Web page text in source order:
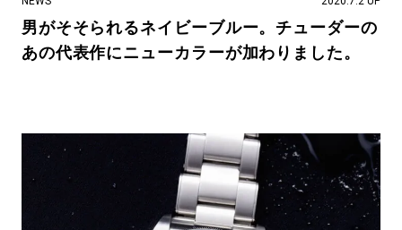
EN
#NEW VINTAGE #マイナーグッド図鑑
#路地裏てぃーん。 #MONTHLY JOURNAL
#GH 銘品の所以 #フイナムのYouTube
男がそそられるネイビーブルー。チューダーの
あの代表作にニューカラーが加わりました。